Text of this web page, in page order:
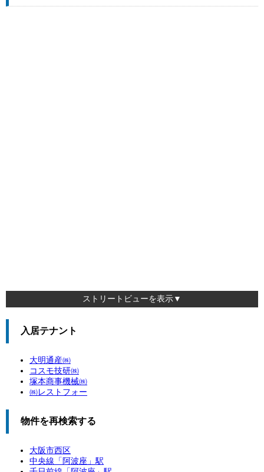
ストリートビューを表示▼
入居テナント
大明通産㈱
コスモ技研㈱
塚本商事機械㈱
㈱レストフォー
物件を再検索する
大阪市西区
中央線「 阿波座 」駅